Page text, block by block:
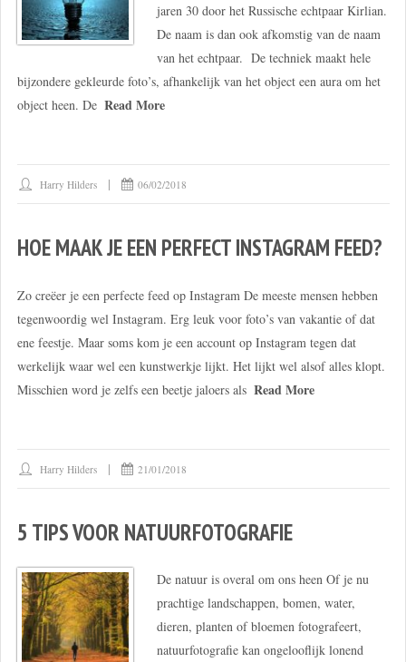
jaren 30 door het Russische echtpaar Kirlian.
De naam is dan ook afkomstig van de naam
van het echtpaar. De techniek maakt hele
bijzondere gekleurde foto’s, afhankelijk van het object een aura om het
object heen. De Read More
Harry Hilders 06/02/2018
HOE MAAK JE EEN PERFECT INSTAGRAM FEED?
Zo creëer je een perfecte feed op Instagram De meeste mensen hebben
tegenwoordig wel Instagram. Erg leuk voor foto’s van vakantie of dat
ene feestje. Maar soms kom je een account op Instagram tegen dat
werkelijk waar wel een kunstwerkje lijkt. Het lijkt wel alsof alles klopt.
Misschien word je zelfs een beetje jaloers als Read More
Harry Hilders 21/01/2018
5 TIPS VOOR NATUURFOTOGRAFIE
De natuur is overal om ons heen Of je nu
prachtige landschappen, bomen, water,
dieren, planten of bloemen fotografeert,
natuurfotografie kan ongelooflijk lonend